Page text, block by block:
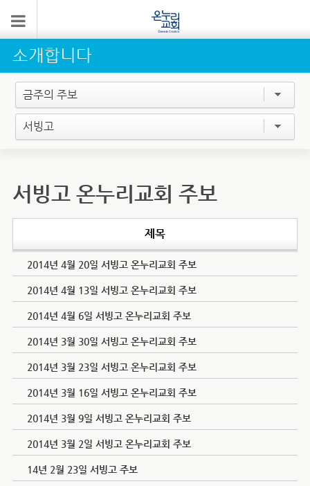
소개합니다
금주의 주보
서빙고
서빙고 온누리교회 주보
제목
2014년 4월 20일 서빙고 온누리교회 주보
2014년 4월 13일 서빙고 온누리교회 주보
2014년 4월 6일 서빙고 온누리교회 주보
2014년 3월 30일 서빙고 온누리교회 주보
2014년 3월 23일 서빙고 온누리교회 주보
2014년 3월 16일 서빙고 온누리교회 주보
2014년 3월 9일 서빙고 온누리교회 주보
2014년 3월 2일 서빙고 온누리교회 주보
14년 2월 23일 서빙고 주보